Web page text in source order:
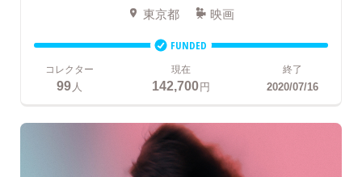
東京都 映画
FUNDED
コレクター
99人
現在
142,700円
終了
2020/07/16